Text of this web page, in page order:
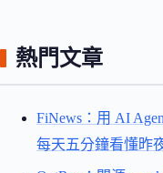
熱門文章
FiNews：用 AI
每天五分鐘看懂昨